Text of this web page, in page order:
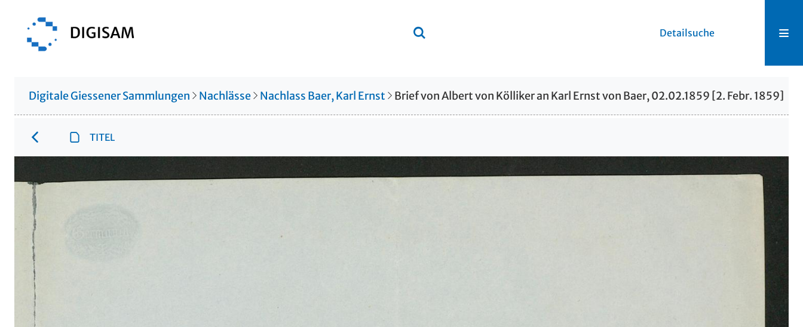
Detailsuche
Digitale Giessener Sammlungen Nachlässe Nachlass Baer, Karl Ernst Brief von Albert von Kölliker an Karl Ernst von Baer, 02.02.1859 [2. Febr. 1859]
TITEL